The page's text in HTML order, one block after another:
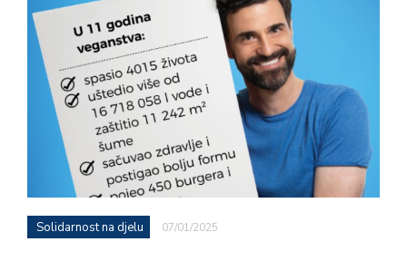
Solidarnost na djelu 07/01/2025